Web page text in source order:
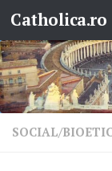
Skip to content
Catholica.ro
SOCIAL/